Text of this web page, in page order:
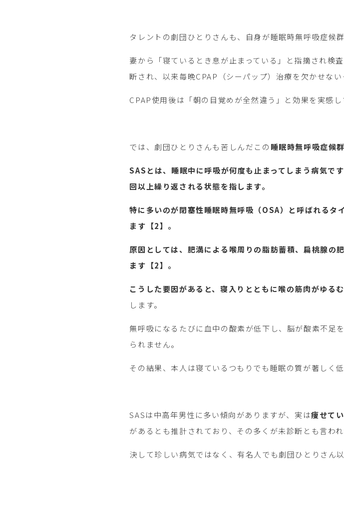
タレントの劇団ひとりさんも、自身が睡眠時無呼吸症
妻から「寝ているとき息が止まっている」と指摘され検
断され、以来毎晩CPAP（シーパップ）治療を欠かせない
CPAP使用後は「朝の目覚めが全然違う」と効果を実感
では、劇団ひとりさんも苦しんだこの 睡眠時無呼吸症候
SASとは、睡眠中に呼吸が何度も止まってしまう病気で
回以上繰り返される状態を指します。
特に多いのが閉塞性睡眠時無呼吸（OSA）と呼ばれるタ
ます【2】。
原因としては、肥満による喉周りの脂肪蓄積、扁桃腺の
ます【2】。
こうした要因があると、寝入りとともに喉の筋肉がゆる
します。
無呼吸になるたびに血中の酸素が低下し、脳が酸素不足
られません。
その結果、本人は寝ているつもりでも睡眠の質が著しく
SASは中高年男性に多い傾向がありますが、実は痩せて
があるとも推計されており、その多くが未診断とも言われ
決して珍しい病気ではなく、有名人でも劇団ひとりさん